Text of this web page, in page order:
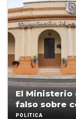
El Ministerio
falso sobre
POLÍTICA